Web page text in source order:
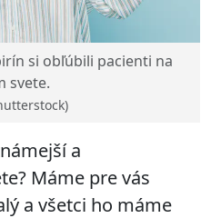
si obľúbili pacienti na
svete.
a
Máme pre vás
a všetci ho máme